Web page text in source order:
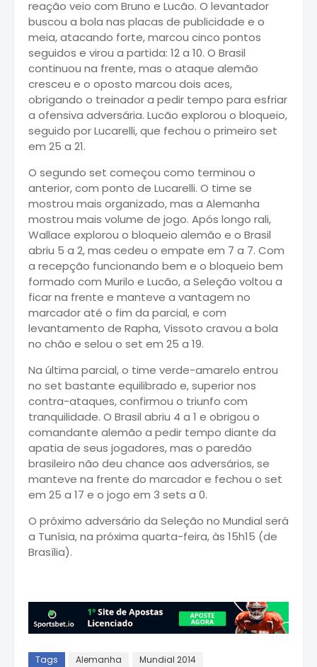
reação veio com Bruno e Lucão. O levantador
buscou a bola nas placas de publicidade e o
meia, atacando forte, marcou cinco pontos
seguidos e virou a partida: 12 a 10. O Brasil
continuou na frente, mas o ataque alemão
cresceu e o oposto marcou dois aces,
obrigando o treinador a pedir tempo para esfriar
a ofensiva adversária. Lucão explorou o bloqueio,
seguido por Lucarelli, que fechou o primeiro set
em 25 a 21.
O segundo set começou como terminou o
anterior, com ponto de Lucarelli. O time se
mostrou mais organizado, mas a Alemanha
mostrou mais volume de jogo. Após longo rali,
Wallace explorou o bloqueio alemão e o Brasil
abriu 5 a 2, mas cedeu o empate em 7 a 7. Com
a recepção funcionando bem e o bloqueio bem
formado com Murilo e Lucão, a Seleção voltou a
ficar na frente e manteve a vantagem no
marcador até o fim da parcial, e com
levantamento de Rapha, Vissoto cravou a bola
no chão e selou o set em 25 a 19.
Na última parcial, o time verde-amarelo entrou
no set bastante equilibrado e, superior nos
contra-ataques, confirmou o triunfo com
tranquilidade. O Brasil abriu 4 a 1 e obrigou o
comandante alemão a pedir tempo diante da
apatia de seus jogadores, mas o paredão
brasileiro não deu chance aos adversários, se
manteve na frente do marcador e fechou o set
em 25 a 17 e o jogo em 3 sets a 0.
O próximo adversário da Seleção no Mundial será
a Tunísia, na próxima quarta-feira, às 15h15 (de
Brasília).
Tags Alemanha
Mundial 2014